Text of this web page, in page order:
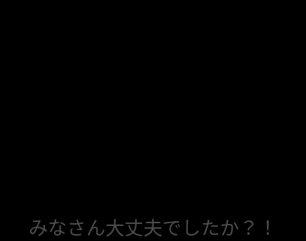
みなさん大丈夫でしたか？！